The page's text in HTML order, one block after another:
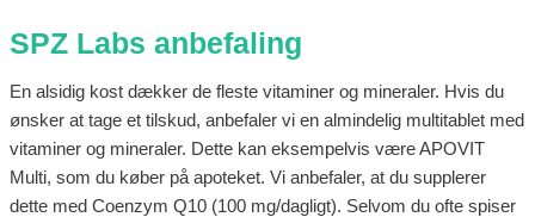
SPZ Labs anbefaling
En alsidig kost dækker de fleste vitaminer og mineraler. Hvis du
ønsker at tage et tilskud, anbefaler vi en almindelig multitablet med
vitaminer og mineraler. Dette kan eksempelvis være APOVIT
Multi, som du køber på apoteket. Vi anbefaler, at du supplerer
dette med Coenzym Q10 (100 mg/dagligt). Selvom du ofte spiser